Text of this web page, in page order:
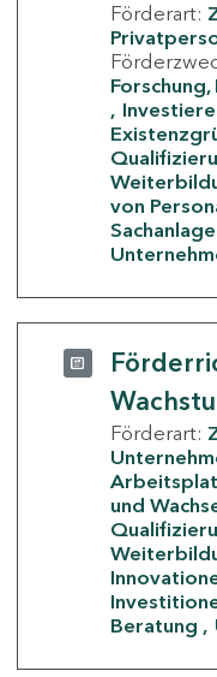
Förderart:
von
Förderart:
und
Beratung